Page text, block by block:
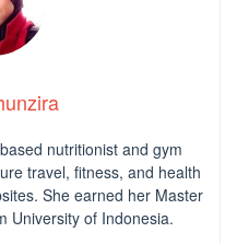
nutritionist and gym
travel, fitness, and health
She earned her Master
University of Indonesia.